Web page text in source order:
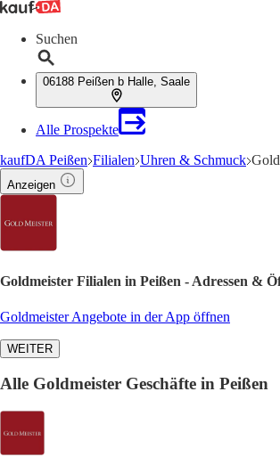
Suchen
06188 Peißen b Halle, Saale
Alle Prospekte
kaufDA Peißen Filialen Uhren & Schmuck
Anzeigen
Goldmeister Filialen in Peißen - Adressen &
Goldmeister Angebote in der App öffnen
WEITER
Alle Goldmeister Geschäfte in Peißen